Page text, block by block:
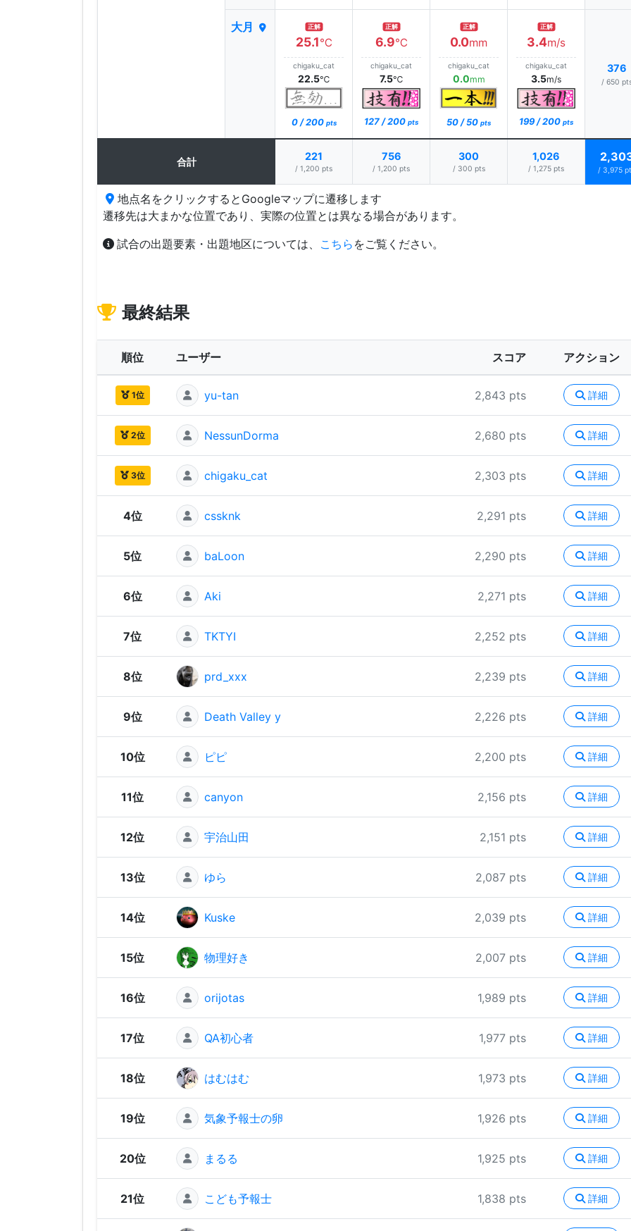
大月 正解
25.1℃
chigaku_cat
22.5℃
0 / 200 pts
正解
6.9℃
chigaku_cat
7.5℃
127 / 200 pts
正解
0.0mm
chigaku_cat
0.0mm
50 / 50 pts
正解
3.4m/s
chigaku_cat
3.5m/s
199 / 200 pts
376
/ 650
合計 221
/ 1,200 pts
756
/ 1,200 pts
300
/ 300 pts
1,026
/ 1,275 pts / 3,975
地点名をクリックするとGoogleマップに遷移します
遷移先は大まかな位置であり、実際の位置とは異なる場合があります。
試合の出題要素・出題地区については、 こちら をご覧ください。
最終結果
順位 ユーザー スコア アクション
1位 yu-tan 2,843 pts 詳細
2位 NessunDorma 2,680 pts 詳細
3位 chigaku_cat 2,303 pts 詳細
4位 cssknk 2,291 pts 詳細
5位 baLoon 2,290 pts 詳細
6位 Aki 2,271 pts 詳細
7位 TKTYI 2,252 pts 詳細
8位 prd_xxx 2,239 pts 詳細
9位 Death Valley y 2,226 pts 詳細
10位 ピピ 2,200 pts 詳細
11位 canyon 2,156 pts 詳細
12位 宇治山田 2,151 pts 詳細
13位 ゆら 2,087 pts 詳細
14位 Kuske 2,039 pts 詳細
15位 物理好き 2,007 pts 詳細
16位 orijotas 1,989 pts 詳細
17位 QA初心者 1,977 pts 詳細
18位 はむはむ 1,973 pts 詳細
19位 気象予報士の卵 1,926 pts 詳細
20位 まるる 1,925 pts 詳細
21位 こども予報士 1,838 pts 詳細